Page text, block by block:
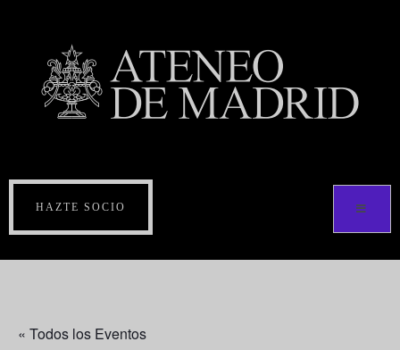
HAZTE SOCIO
« Todos los Eventos